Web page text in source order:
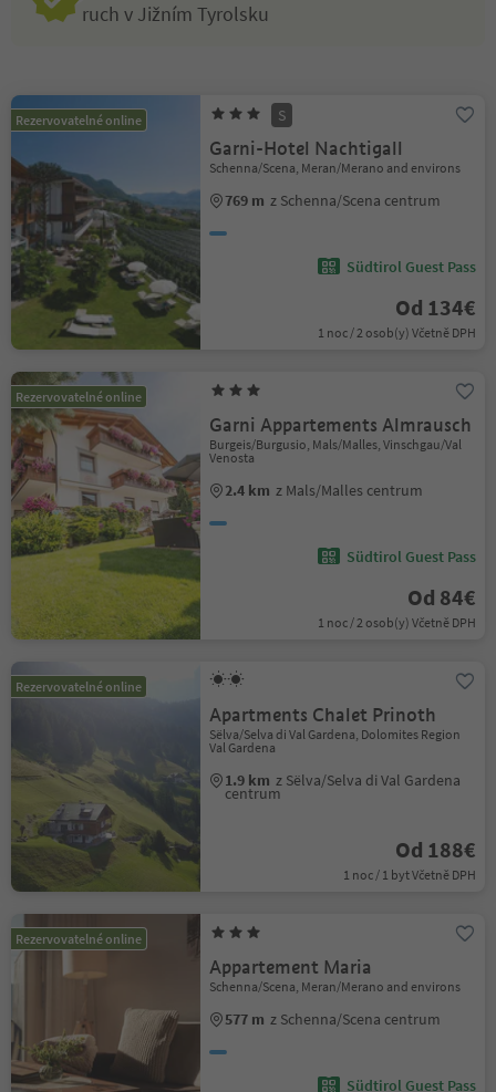
ruch v Jižním Tyrolsku
Rezervovatelné online S
Garni-Hotel Nachtigall
Schenna/Scena, Meran/Merano and environs
769 m z Schenna/Scena centrum
Südtirol Guest Pass
Od 134€
1 noc / 2 osob(y) Včetně DPH
Rezervovatelné online
Garni Appartements Almrausch
Burgeis/Burgusio, Mals/Malles, Vinschgau/Val
Venosta
2.4 km z Mals/Malles centrum
Südtirol Guest Pass
Od 84€
1 noc / 2 osob(y) Včetně DPH
Rezervovatelné online
Apartments Chalet Prinoth
Sëlva/Selva di Val Gardena, Dolomites Region
Val Gardena
1.9 km z Sëlva/Selva di Val Gardena
centrum
Od 188€
1 noc / 1 byt Včetně DPH
Rezervovatelné online
Appartement Maria
Schenna/Scena, Meran/Merano and environs
577 m z Schenna/Scena centrum
Südtirol Guest Pass